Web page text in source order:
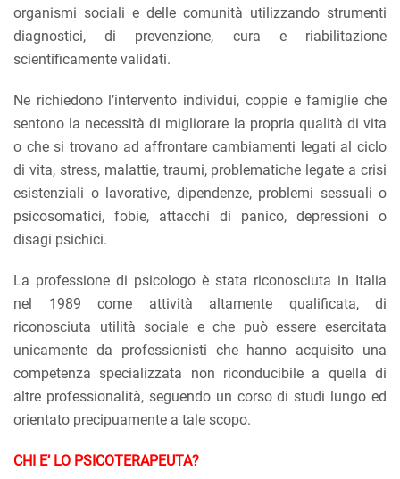
organismi sociali e delle comunità utilizzando strumenti
diagnostici, di prevenzione, cura e riabilitazione
scientificamente validati.
Ne richiedono l’intervento individui, coppie e famiglie che
sentono la necessità di migliorare la propria qualità di vita
o che si trovano ad affrontare cambiamenti legati al ciclo
di vita, stress, malattie, traumi, problematiche legate a crisi
esistenziali o lavorative, dipendenze, problemi sessuali o
psicosomatici, fobie, attacchi di panico, depressioni o
disagi psichici.
La professione di psicologo è stata riconosciuta in Italia
nel 1989 come attività altamente qualificata, di
riconosciuta utilità sociale e che può essere esercitata
unicamente da professionisti che hanno acquisito una
competenza specializzata non riconducibile a quella di
altre professionalità, seguendo un corso di studi lungo ed
orientato precipuamente a tale scopo.
CHI E’ LO PSICOTERAPEUTA?